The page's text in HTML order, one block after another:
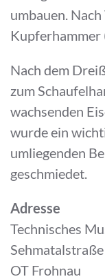
umbauen.
Kupferhammer
Nach dem
zum
wachsenden
wurde ein
umliegenden
geschmiedet.
Adresse
Technisches
OT Frohnau